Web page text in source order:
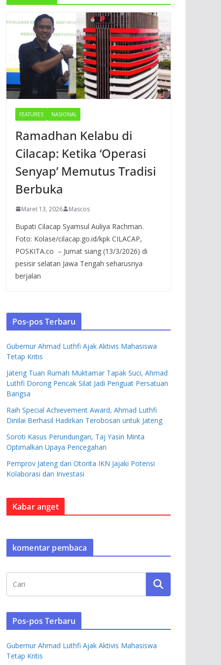
FEATURES NASIONAL
Ramadhan Kelabu di
Cilacap: Ketika ‘Operasi
Senyap’ Memutus Tradisi
Berbuka
Maret 13, 2026 Mascos
Bupati Cilacap Syamsul Auliya Rachman.
Foto: Kolase/cilacap.go.id/kpk CILACAP,
POSKITA.co – Jumat siang (13/3/2026) di
pesisir selatan Jawa Tengah seharusnya
berjalan
Pos-pos Terbaru
Gubernur Ahmad Luthfi Ajak Aktivis Mahasiswa
Tetap Kritis
Jateng Tuan Rumah Muktamar Tapak Suci, Ahmad
Luthfi Dorong Pencak Silat Jadi Penguat Persatuan
Bangsa
Raih Special Achievement Award, Ahmad Luthfi
Dinilai Berhasil Hadirkan Terobosan untuk Jateng
Soroti Kasus Perundungan, Taj Yasin Minta
Optimalkan Upaya Pencegahan
Pemprov Jateng dan Otorita IKN Jajaki Potensi
Kolaborasi dan Investasi
Kabar anget
komentar pembaca
Pos-pos Terbaru
Gubernur Ahmad Luthfi Ajak Aktivis Mahasiswa
Tetap Kritis